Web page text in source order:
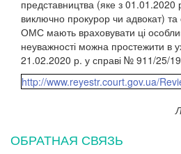
представництва (яке з 01.01.2020
виключно прокурор чи адвокат)
ОМС мають враховувати ці
неуважності можна простежити в
21.02.2020 р. у справі № 911/25/19
http://www.reyestr.court.gov.ua/
ОБРАТНАЯ СВЯЗЬ